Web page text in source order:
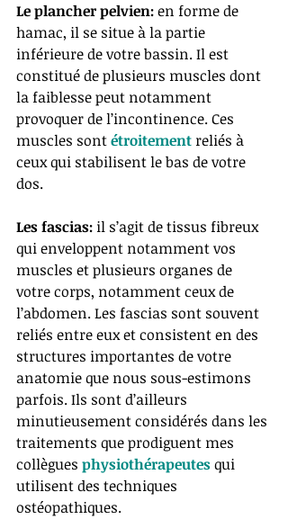
Le plancher pelvien: en forme de
hamac, il se situe à la partie
inférieure de votre bassin. Il est
constitué de plusieurs muscles dont
la faiblesse peut notamment
provoquer de l’incontinence. Ces
muscles sont étroitement reliés à
ceux qui stabilisent le bas de votre
dos.
Les fascias: il s’agit de tissus fibreux
qui enveloppent notamment vos
muscles et plusieurs organes de
votre corps, notamment ceux de
l’abdomen. Les fascias sont souvent
reliés entre eux et consistent en des
structures importantes de votre
anatomie que nous sous-estimons
parfois. Ils sont d’ailleurs
minutieusement considérés dans les
traitements que prodiguent mes
collègues physiothérapeutes qui
utilisent des techniques
ostéopathiques.